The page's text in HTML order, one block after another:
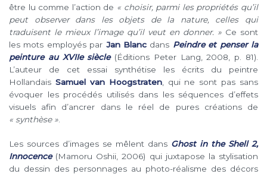
être lu comme l’action de « choisir, parmi les propriétés qu’il
peut observer dans les objets de la nature, celles qui
traduisent le mieux l’image qu’il veut en donner. » Ce sont
les mots employés par Jan Blanc dans Peindre et penser la
peinture au XVIIesiècle(Éditions Peter Lang, 2008, p. 81).
L’auteur de cet essai synthétise les écrits du peintre
Hollandais Samuel van Hoogstraten, qui ne sont pas sans
évoquer les procédés utilisés dans les séquences d’effets
visuels afin d’ancrer dans le réel de pures créations de
« synthèse ».
Les sources d’images se mêlent dans Ghost in the Shell 2,
Innocence(Mamoru Oshii, 2006) qui juxtapose la stylisation
du dessin des personnages au photo-réalisme des décors